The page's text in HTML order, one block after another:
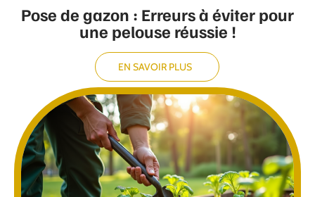
Pose de gazon : Erreurs à éviter pour
une pelouse réussie !
EN SAVOIR PLUS